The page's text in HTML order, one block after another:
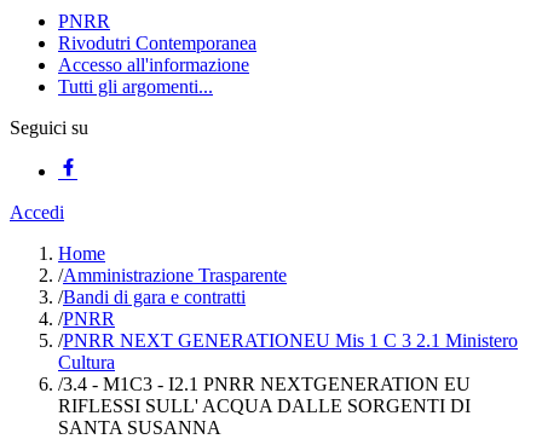
PNRR
Rivodutri Contemporanea
Accesso all'informazione
Tutti gli argomenti...
Seguici su
Accedi
Home
/Amministrazione Trasparente
/Bandi di gara e contratti
/PNRR
/PNRR NEXT GENERATIONEU Mis 1 C 3 2.1 Ministero
Cultura
/3.4 - M1C3 - I2.1 PNRR NEXTGENERATION EU
RIFLESSI SULL' ACQUA DALLE SORGENTI DI
SANTA SUSANNA